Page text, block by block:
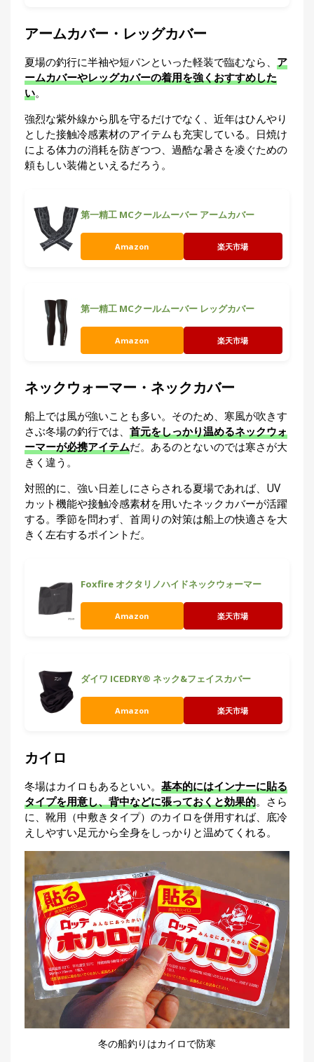
アームカバー・レッグカバー
夏場の釣行に半袖や短パンといった軽装で臨むなら、 ア
ームカバーやレッグカバーの着用を強くおすすめした
い。
強烈な紫外線から肌を守るだけでなく、近年はひんやり
とした接触冷感素材のアイテムも充実している。日焼け
による体力の消耗を防ぎつつ、過酷な暑さを凌ぐための
頼もしい装備といえるだろう。
第一精工 MCクールムーバー アームカバー
Amazon 楽天市場
第一精工 MCクールムーバー レッグカバー
Amazon 楽天市場
ネックウォーマー・ネックカバー
船上では風が強いことも多い。そのため、寒風が吹きす
さぶ冬場の釣行では、 首元をしっかり温めるネックウォ
ーマーが必携アイテムだ。あるのとないのでは寒さが大
きく違う。
対照的に、強い日差しにさらされる夏場であれば、UV
カット機能や接触冷感素材を用いたネックカバーが活躍
する。季節を問わず、首周りの対策は船上の快適さを大
きく左右するポイントだ。
Foxfire オクタリノハイドネックウォーマー
Amazon 楽天市場
ダイワ ICEDRY® ネック&フェイスカバー
Amazon 楽天市場
カイロ
冬場はカイロもあるといい。 基本的にはインナーに貼る
タイプを用意し、背中などに張っておくと効果的。さら
に、靴用（中敷きタイプ）のカイロを併用すれば、底冷
えしやすい足元から全身をしっかりと温めてくれる。
冬の船釣りはカイロで防寒